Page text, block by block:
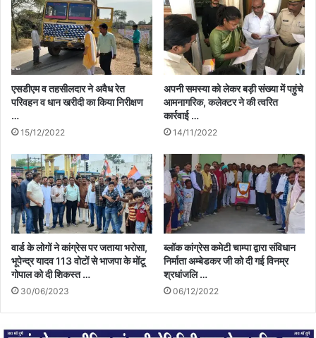
एसडीएम व तहसीलदार ने अवैध रेत
परिवहन व धान खरीदी का किया निरीक्षण
…
15/12/2022
अपनी समस्या को लेकर बड़ी संख्या में पहुंचे
आमनागरिक, कलेक्टर ने की त्वरित
कार्रवाई …
14/11/2022
वार्ड के लोगों ने कांग्रेस पर जताया भरोसा,
भूपेन्द्र यादव 113 वोटों से भाजपा के मोंटू
गोपाल को दी शिकस्त …
30/06/2023
ब्लॉक कांग्रेस कमेटी चाम्पा द्वारा संविधान
निर्माता अम्बेडकर जी को दी गई विनम्र
श्रधांजलि …
06/12/2022